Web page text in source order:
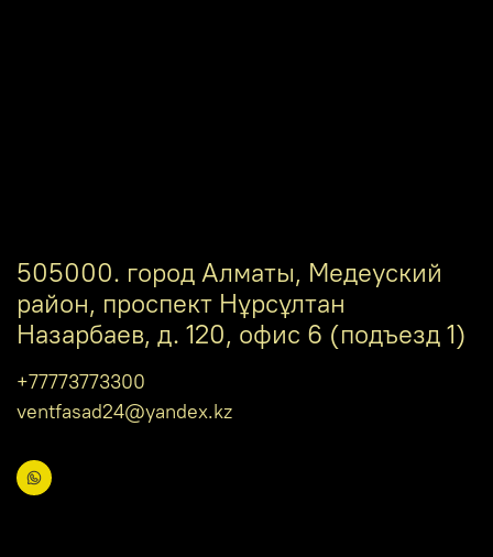
505000. город Алматы, Медеуский
район, проспект Нұрсұлтан
Назарбаев, д. 120, офис 6 (подъезд 1)
+77773773300
ventfasad24@yandex.kz